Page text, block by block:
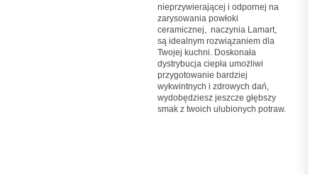
nieprzywierającej i odpornej na
zarysowania powłoki
ceramicznej, naczynia Lamart,
są idealnym rozwiązaniem dla
Twojej kuchni. Doskonała
dystrybucja ciepła umożliwi
przygotowanie bardziej
wykwintnych i zdrowych dań,
wydobędziesz jeszcze głębszy
smak z twoich ulubionych potraw.